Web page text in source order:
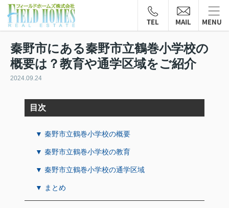
TEL MAIL MENU
秦野市にある秦野市立鶴巻小学校の
概要は？教育や通学区域をご紹介
2024.09.24
目次
▼ 秦野市立鶴巻小学校の概要
▼ 秦野市立鶴巻小学校の教育
▼ 秦野市立鶴巻小学校の通学区域
▼ まとめ